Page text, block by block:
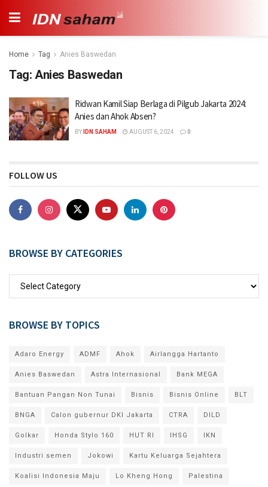
Home Tag Anies Baswedan
Tag: Anies Baswedan
Ridwan Kamil Siap Berlaga di Pilgub Jakarta 2024:
Anies dan Ahok Absen?
BY IDN SAHAM AUGUST 6, 2024 0
FOLLOW US
BROWSE BY CATEGORIES
BROWSE BY TOPICS
Adaro Energy ADMF Ahok Airlangga Hartanto
Anies Baswedan Astra Internasional Bank MEGA
Bantuan Pangan Non Tunai Bisnis Bisnis Online BLT
BNGA Calon gubernur DKI Jakarta CTRA DILD
Golkar Honda Stylo 160 HUT RI IHSG IKN
Industri semen Jokowi Kartu Keluarga Sejahtera
Koalisi Indonesia Maju Lo Kheng Hong Palestina